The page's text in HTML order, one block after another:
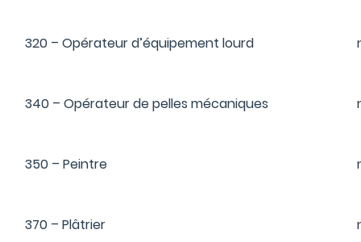
320 – Opérateur d’équipement lourd
340 – Opérateur de pelles mécaniques
350 – Peintre
370 – Plâtrier